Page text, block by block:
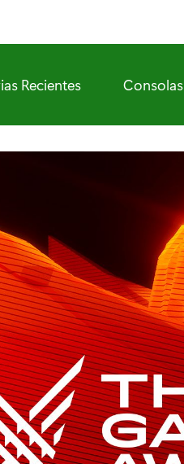
Recientes Consolas